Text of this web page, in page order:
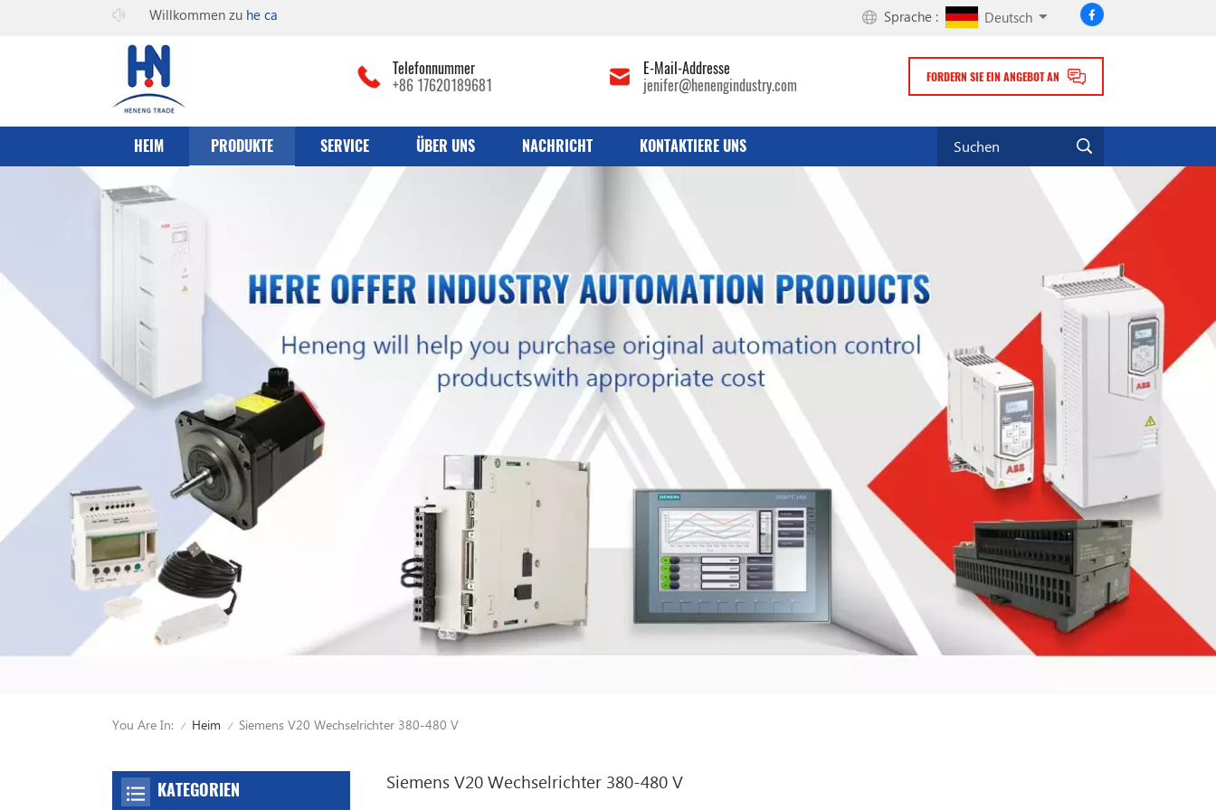
Willkommen zuhe can co., Ltd Sprache : Deutsch
FORDERN SIE EIN ANGEBOT AN
Telefonnummer
+86 17620189681
E-Mail-Addresse
jenifer@henengindustry.com
HEIM PRODUKTE SERVICE ÜBER UNS NACHRICHT KONTAKTIERE UNS
You Are In: / Heim / Siemens V20 Wechselrichter 380-480 V
Siemens V20 Wechselrichter 380-480 V
KATEGORIEN